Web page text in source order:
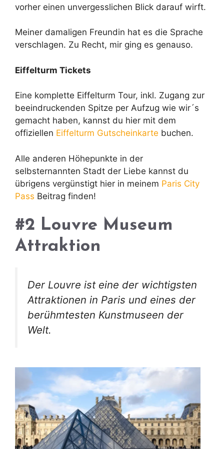
vorher einen unvergesslichen Blick darauf wirft.
Meiner damaligen Freundin hat es die Sprache
verschlagen. Zu Recht, mir ging es genauso.
Eiffelturm Tickets
Eine komplette Eiffelturm Tour, inkl. Zugang zur
beeindruckenden Spitze per Aufzug wie wir´s
gemacht haben, kannst du hier mit dem
offiziellen Eiffelturm Gutscheinkarte buchen.
Alle anderen Höhepunkte in der
selbsternannten Stadt der Liebe kannst du
übrigens vergünstigt hier in meinem Paris City
Pass Beitrag finden!
#2 Louvre Museum
Attraktion
Der Louvre ist eine der wichtigsten
Attraktionen in Paris und eines der
berühmtesten Kunstmuseen der
Welt.